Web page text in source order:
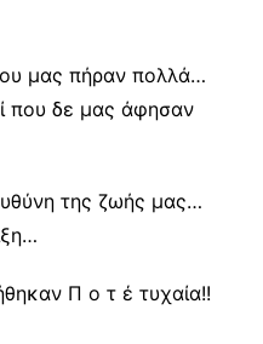
μας πήραν πολλά…
που δε μας άφησαν
της ζωής μας…
Π ο τ έ τυχαία!!